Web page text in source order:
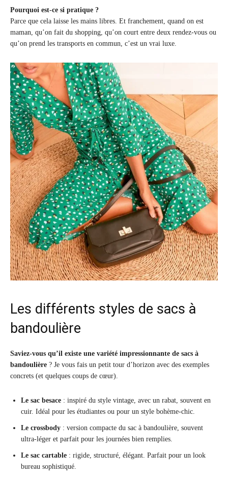
Pourquoi est-ce si pratique ?
Parce que cela laisse les mains libres. Et franchement, quand on est
maman, qu’on fait du shopping, qu’on court entre deux rendez-vous ou
qu’on prend les transports en commun, c’est un vrai luxe.
Les différents styles de sacs à
bandoulière
Saviez-vous qu’il existe une variété impressionnante de sacs à
bandoulière ? Je vous fais un petit tour d’horizon avec des exemples
concrets (et quelques coups de cœur).
Le sac besace : inspiré du style vintage, avec un rabat, souvent en
cuir. Idéal pour les étudiantes ou pour un style bohème-chic.
Le crossbody : version compacte du sac à bandoulière, souvent
ultra-léger et parfait pour les journées bien remplies.
Le sac cartable : rigide, structuré, élégant. Parfait pour un look
bureau sophistiqué.